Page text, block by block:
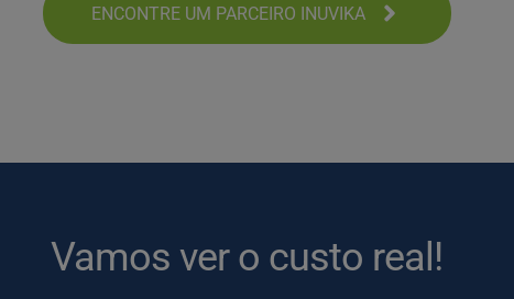
ENCONTRE UM PARCEIRO INUVIKA
Vamos ver o custo real!